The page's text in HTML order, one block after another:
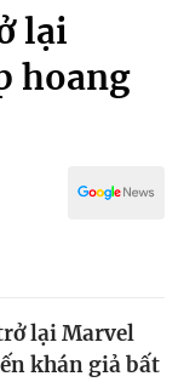
lại
hoang
lại Marvel
khán giả bất